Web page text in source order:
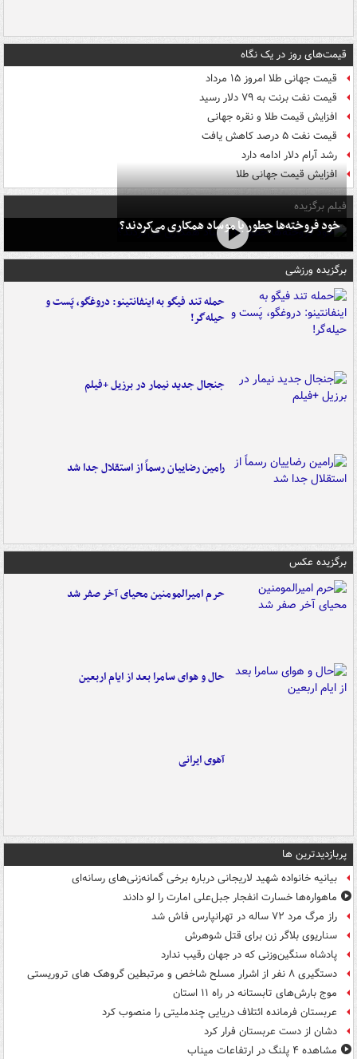
قیمت‌های روز در یک نگاه
قیمت جهانی طلا امروز ۱۵ مرداد
قیمت نفت برنت به ۷۹ دلار رسید
افزایش قیمت طلا و نقره جهانی
قیمت نفت ۵ درصد کاهش یافت
رشد آرام دلار ادامه دارد
افزایش قیمت جهانی طلا
فیلم برگزیده
خود فروخته‌ها چطور با موساد همکاری می‌کردند؟
برگزیده ورزشی
حمله تند فیگو به اینفانتینو: دروغگو، پَست‌ و
حیله‌گر!
جنجال جدید نیمار در برزیل +فیلم
رامین رضاییان رسماً از استقلال جدا شد
برگزیده عکس
حرم امیرالمومنین محیای آخر صفر شد
حال و هوای سامرا بعد از ایام اربعین
آهوی ایرانی
پربازدیدترین ها
بیانیه خانواده شهید لاریجانی درباره برخی گمانه‌زنی‌های رسانه‌ای
ماهواره‌ها خسارت انفجار جبل‌علی امارت را لو دادند
راز مرگ مرد ۷۲ ساله در تهرانپارس فاش شد
سناریوی بلاگر زن برای قتل شوهرش
پادشاه سنگین‌وزنی که در جهان رقیب ندارد
دستگیری ۸ نفر از اشرار مسلح شاخص و مرتبطین گروهک های تروریستی
موج بارش‌های تابستانه در راه ۱۱ استان
عربستان فرمانده ائتلاف دریایی چندملیتی را منصوب کرد
دشان از دست عربستان فرار کرد
مشاهده ۴ پلنگ در ارتفاعات میناب